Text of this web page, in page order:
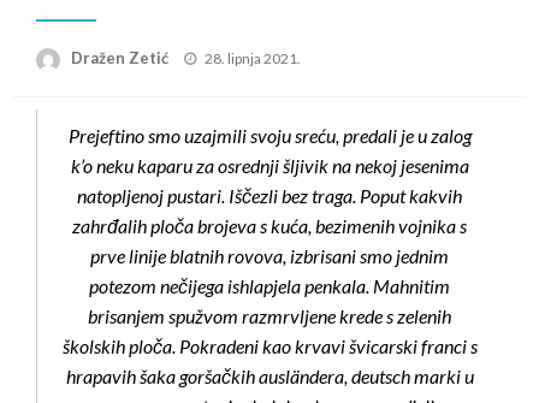
Dražen Zetić
Posted
28. lipnja 2021.
Prejeftino smo uzajmili svoju sreću, predali je u zalog
k’o neku kaparu za osrednji šljivik na nekoj jesenima
natopljenoj pustari. Iščezli bez traga. Poput kakvih
zahrđalih ploča brojeva s kuća, bezimenih vojnika s
prve linije blatnih rovova, izbrisani smo jednim
potezom nečijega ishlapjela penkala. Mahnitim
brisanjem spužvom razmrvljene krede s zelenih
školskih ploča. Pokradeni kao krvavi švicarski franci s
hrapavih šaka goršačkih ausländera, deutsch marki u